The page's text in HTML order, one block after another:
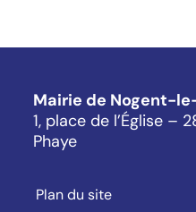
Mairie de Nogent-
1, place de l’Église –
Phaye
Plan du site